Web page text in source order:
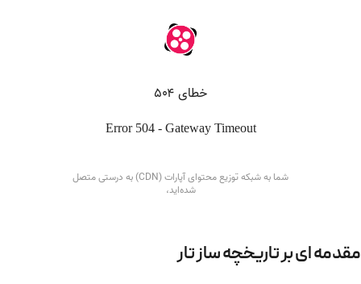
مقدمه ای بر تاریخچه ساز تار